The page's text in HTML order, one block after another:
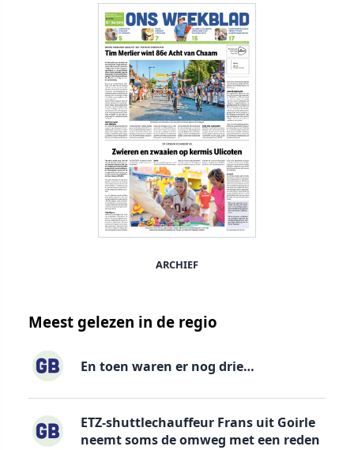
ARCHIEF
Meest gelezen in de regio
En toen waren er nog drie…
ETZ-shuttlechauffeur Frans uit Goirle
neemt soms de omweg met een reden